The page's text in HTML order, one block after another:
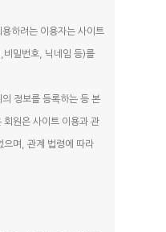
하려는 이용자는 사이트
비밀번호, 닉네임 등)를
정보를 등록하는 등 본
회원은 사이트 이용과 관
으며, 관계 법령에 따라